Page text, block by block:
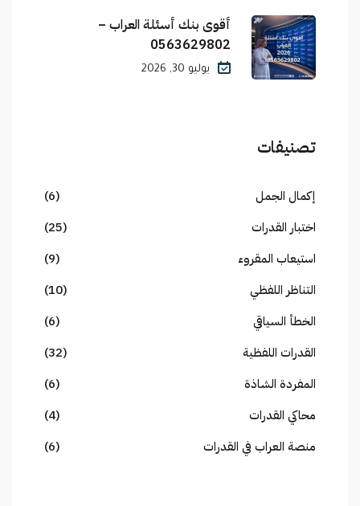
أقوى بنك أسئلة العراب –
0563629802
يوليو 30, 2026
تصنيفات
إكمال الجمل
(6)
اختبار القدرات
(25)
استيعاب المقروء
(9)
التناظر اللفظي
(10)
الخطأ السياقي
(6)
القدرات اللفظية
(32)
المفردة الشاذة
(6)
محاكي القدرات
(4)
منصة العراب في القدرات
(6)